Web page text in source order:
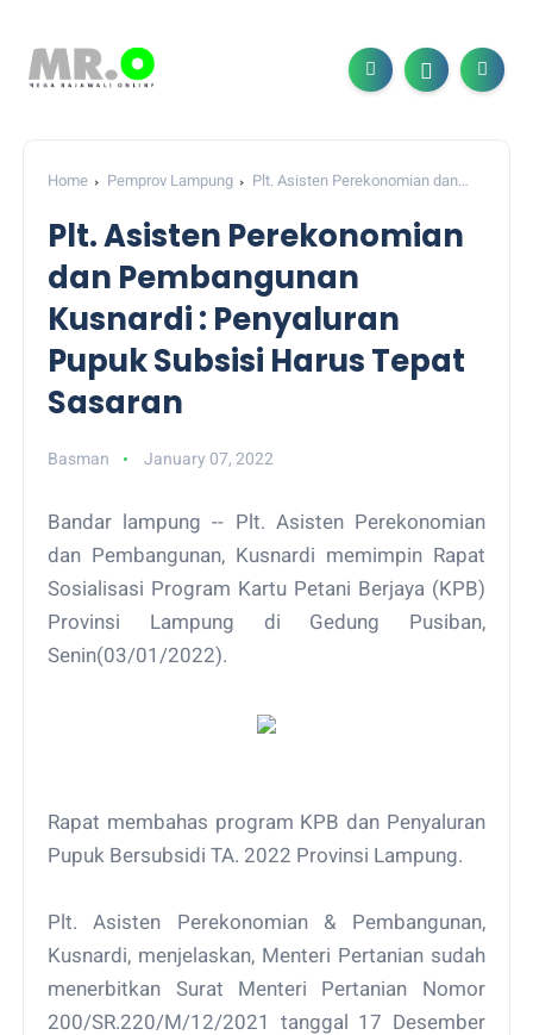
Home Pemprov Lampung
Plt. Asisten Perekonomian dan
Sasaran
Plt. Asisten Perekonomian
dan Pembangunan
Kusnardi : Penyaluran
Pupuk Subsisi Harus Tepat
Sasaran
Basman January 07, 2022
Bandar lampung -- Plt. Asisten Perekonomian
dan Pembangunan, Kusnardi memimpin Rapat
Sosialisasi Program Kartu Petani Berjaya (KPB)
Provinsi Lampung di Gedung Pusiban,
Senin(03/01/2022).
Rapat membahas program KPB dan Penyaluran
Pupuk Bersubsidi TA. 2022 Provinsi Lampung.
Plt. Asisten Perekonomian & Pembangunan,
Kusnardi, menjelaskan, Menteri Pertanian sudah
menerbitkan Surat Menteri Pertanian Nomor
200/SR.220/M/12/2021 tanggal 17 Desember